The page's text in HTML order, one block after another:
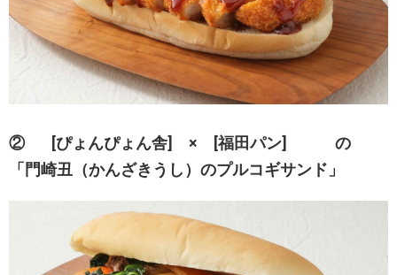
② [ぴょんぴょん舎] × [福田パン] の
「門崎丑（かんざきうし）のプルコギサンド」